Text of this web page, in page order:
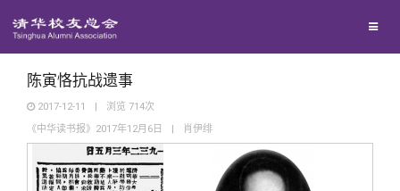
校友文苑
校友讲坛
陈寅恪抗战遗事
2017-12-11 | 浏览 714次
《中华读书报》2017年12月6日
| 肖伊绯